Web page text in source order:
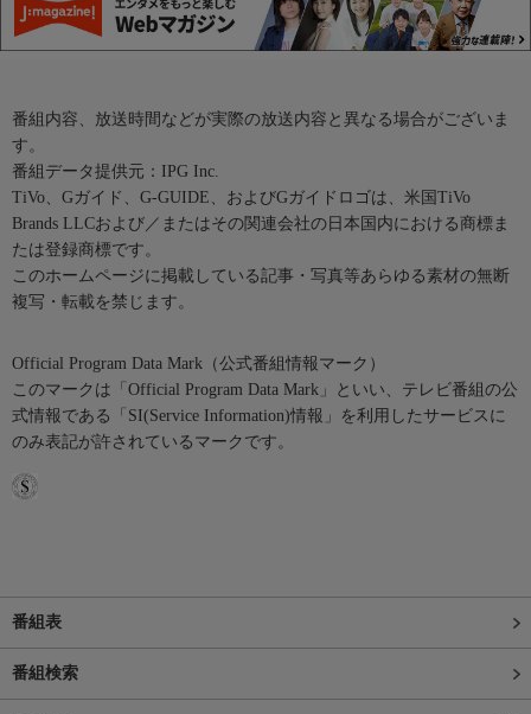
番組内容、放送時間などが実際の放送内容と異なる場合がございま
す。
番組データ提供元：IPG Inc.
TiVo、Gガイド、G-GUIDE、およびGガイドロゴは、米国TiVo
Brands LLCおよび／またはその関連会社の日本国内における商標ま
たは登録商標です。
このホームページに掲載している記事・写真等あらゆる素材の無断
複写・転載を禁じます。
Official Program Data Mark（公式番組情報マーク）
このマークは「Official Program Data Mark」といい、テレビ番組の公
式情報である「SI(Service Information)情報」を利用したサービスに
のみ表記が許されているマークです。
番組表
番組検索